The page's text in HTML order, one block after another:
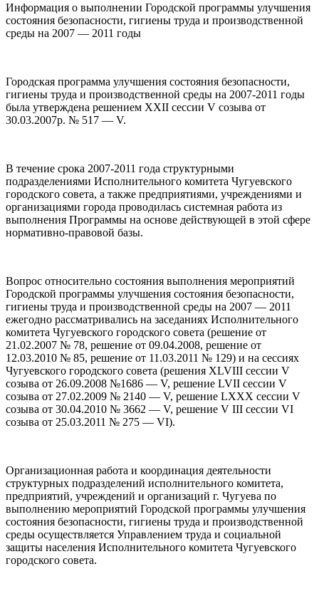
Информация о выполнении Городской программы улучшения
состояния безопасности, гигиены труда и производственной
среды на 2007 — 2011 годы
Городская программа улучшения состояния безопасности,
гигиены труда и производственной среды на 2007-2011 годы
была утверждена решением ХХІІ сессии V созыва от
30.03.2007р. № 517 — V.
В течение срока 2007-2011 года структурными
подразделениями Исполнительного комитета Чугуевского
городского совета, а также предприятиями, учреждениями и
организациями города проводилась системная работа из
выполнения Программы на основе действующей в этой сфере
нормативно-правовой базы.
Вопрос относительно состояния выполнения мероприятий
Городской программы улучшения состояния безопасности,
гигиены труда и производственной среды на 2007 — 2011
ежегодно рассматривались на заседаниях Исполнительного
комитета Чугуевского городского совета (решение от
21.02.2007 № 78, решение от 09.04.2008, решение от
12.03.2010 № 85, решение от 11.03.2011 № 129) и на сессиях
Чугуевского городского совета (решения ХLVIІІ сессии V
созыва от 26.09.2008 №1686 — V, решение LVIІ сессии V
созыва от 27.02.2009 № 2140 — V, решение LХХХ сессии V
созыва от 30.04.2010 № 3662 — V, решение V ІІІ сессии VІ
созыва от 25.03.2011 № 275 — VІ).
Организационная работа и координация деятельности
структурных подразделений исполнительного комитета,
предприятий, учреждений и организаций г. Чугуева по
выполнению мероприятий Городской программы улучшения
состояния безопасности, гигиены труда и производственной
среды осуществляется Управлением труда и социальной
защиты населения Исполнительного комитета Чугуевского
городского совета.